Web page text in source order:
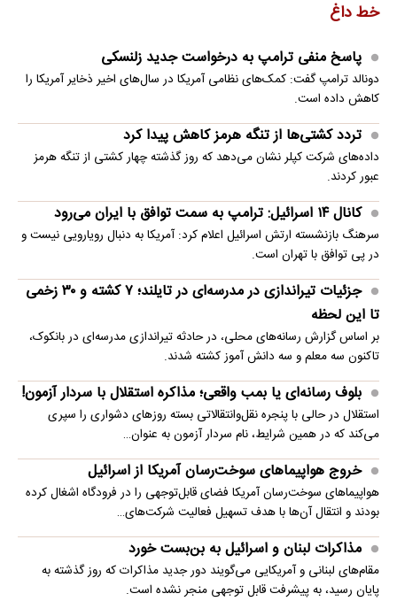
خط داغ
پاسخ منفی ترامپ به درخواست جدید زلنسکی
دونالد ترامپ گفت: کمک‌های نظامی آمریکا در سال‌های اخیر ذخایر آمریکا را
کاهش داده است.
تردد کشتی‌ها از تنگه هرمز کاهش پیدا کرد
داده‌های شرکت کپلر نشان می‌دهد که روز گذشته چهار کشتی از تنگه هرمز
عبور کردند.
کانال ۱۴ اسرائیل: ترامپ به سمت توافق با ایران می‌رود
سرهنگ بازنشسته ارتش اسرائیل اعلام کرد: آمریکا به دنبال رویارویی نیست و
در پی توافق با تهران است.
جزئیات تیراندازی در مدرسه‌ای در تایلند؛ ۷ کشته و ۳۰ زخمی
تا این لحظه
بر اساس گزارش رسانه‌های محلی، در حادثه تیراندازی مدرسه‌ای در بانکوک،
تاکنون سه معلم و سه دانش آموز کشته شدند.
بلوف رسانه‌ای یا بمب واقعی؛ مذاکره استقلال با سردار آزمون!
استقلال در حالی با پنجره نقل‌وانتقالاتی بسته روزهای دشواری را سپری
می‌کند که در همین شرایط، نام سردار آزمون به عنوان…
خروج هواپیماهای سوخت‌رسان آمریکا از اسرائیل
هواپیماهای سوخت‌رسان آمریکا فضای قابل‌توجهی را در فرودگاه اشغال کرده
بودند و انتقال آن‌ها با هدف تسهیل فعالیت شرکت‌های…
مذاکرات لبنان و اسرائیل به بن‌بست خورد
مقام‌های لبنانی و آمریکایی می‌گویند دور جدید مذاکرات که روز گذشته به
پایان رسید، به پیشرفت قابل توجهی منجر نشده است.